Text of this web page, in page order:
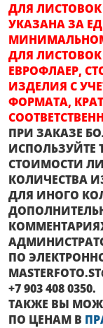
ДЛЯ
УКАЗАНА ЗА
ДЛЯ
ЕВРОФЛАЕР,
ИЗДЕЛИЯ С
ФОРМАТА,
ПРИ ЗАКАЗЕ
ИСПОЛЬЗУЙТЕ
СТОИМОСТИ
КОЛИЧЕСТВА
ДЛЯ ИНОГО
ПО
+7 903 408 0350.
ТАКЖЕ ВЫ
ПО ЦЕНАМ В